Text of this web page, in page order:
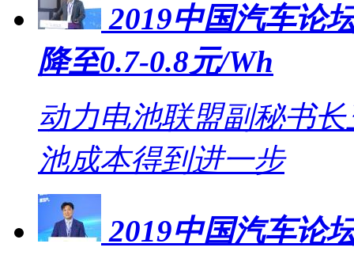
2019中国汽车论
降至0.7-0.8元/Wh
动力电池联盟副秘书
池成本得到进一步
2019中国汽车论